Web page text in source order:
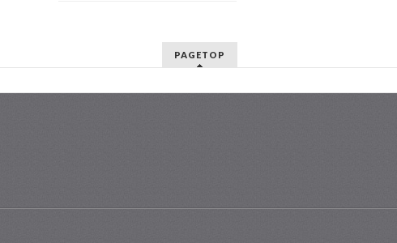
PAGETOP